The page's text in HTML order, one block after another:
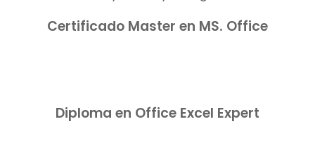
Certificado Master en MS. Office
Diploma en Office Excel Expert